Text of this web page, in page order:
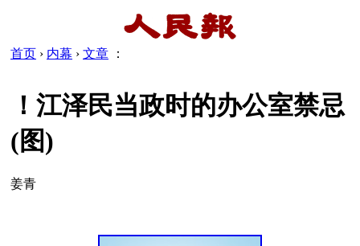
首页 › 内幕 › 文章 ：
！江泽民当政时的办公室禁忌
(图)
姜青